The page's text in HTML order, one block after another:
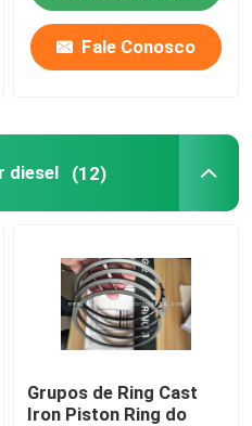
Fale Conosco
diesel (12)
Grupos de Ring Cast
Iron Piston Ring do